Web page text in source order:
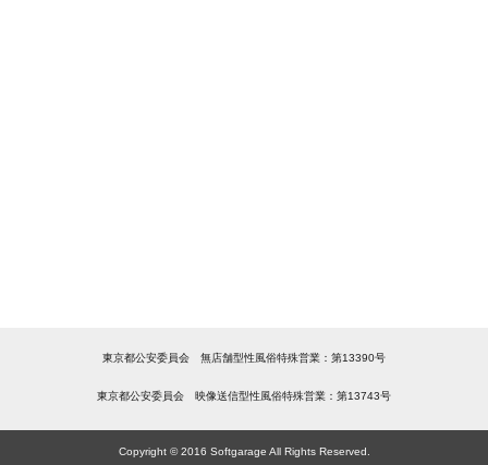
東京都公安委員会 無店舗型性風俗特殊営業：第13390号
東京都公安委員会 映像送信型性風俗特殊営業：第13743号
Copyright © 2016 Softgarage All Rights Reserved.